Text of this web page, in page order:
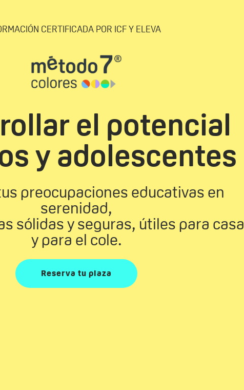
CERTIFICADA POR ICF Y ELEVA
el potencial
y adolescentes
preocupaciones educativas en
serenidad,
sólidas y seguras, útiles para casa
y para el cole.
Reserva tu plaza